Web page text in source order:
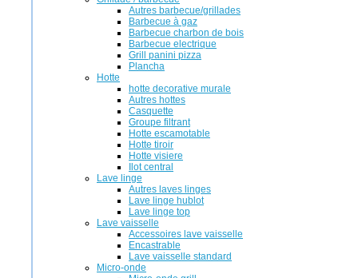
Autres barbecue/grillades
Barbecue à gaz
Barbecue charbon de bois
Barbecue electrique
Grill panini pizza
Plancha
Hotte
hotte decorative murale
Autres hottes
Casquette
Groupe filtrant
Hotte escamotable
Hotte tiroir
Hotte visiere
Ilot central
Lave linge
Autres laves linges
Lave linge hublot
Lave linge top
Lave vaisselle
Accessoires lave vaisselle
Encastrable
Lave vaisselle standard
Micro-onde